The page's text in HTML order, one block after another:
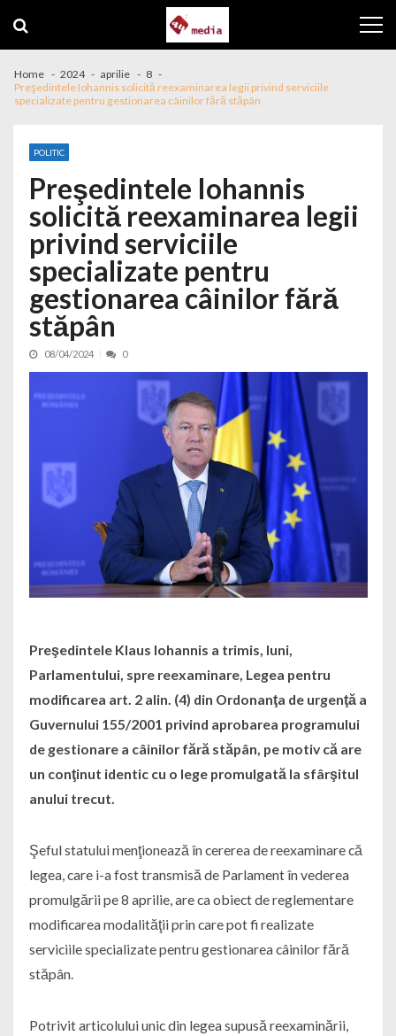
Home 2024 aprilie
8
Preşedintele Iohannis solicită reexaminarea legii privind serviciile
specializate pentru gestionarea câinilor fără stăpân
POLITIC
Preşedintele Iohannis
solicită reexaminarea legii
privind serviciile
specializate pentru
gestionarea câinilor fără
stăpân
08/04/2024 0
Preşedintele Klaus Iohannis a trimis, luni,
Parlamentului, spre reexaminare, Legea pentru
modificarea art. 2 alin. (4) din Ordonanţa de urgenţă a
Guvernului 155/2001 privind aprobarea programului
de gestionare a câinilor fără stăpân, pe motiv că are
un conţinut identic cu o lege promulgată la sfârşitul
anului trecut.
Şeful statului menţionează în cererea de reexaminare că
legea, care i-a fost transmisă de Parlament în vederea
promulgării pe 8 aprilie, are ca obiect de reglementare
modificarea modalităţii prin care pot fi realizate
serviciile specializate pentru gestionarea câinilor fără
stăpân.
Potrivit articolului unic din legea supusă reexaminării,